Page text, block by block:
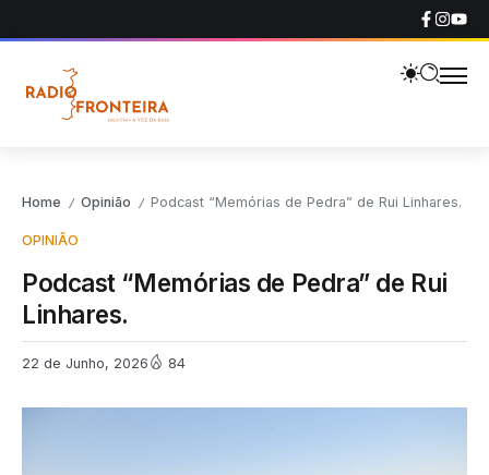
Home / Opinião / Podcast “Memórias de Pedra” de Rui Linhares.
OPINIÃO
Podcast “Memórias de Pedra” de Rui
Linhares.
22 de Junho, 2026 84